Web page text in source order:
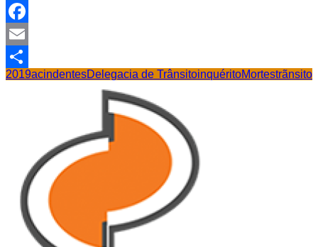
WhatsApp
Facebook
Email
Share
2019acindentesDelegacia de TrânsitoinquéritoMortestrãnsito